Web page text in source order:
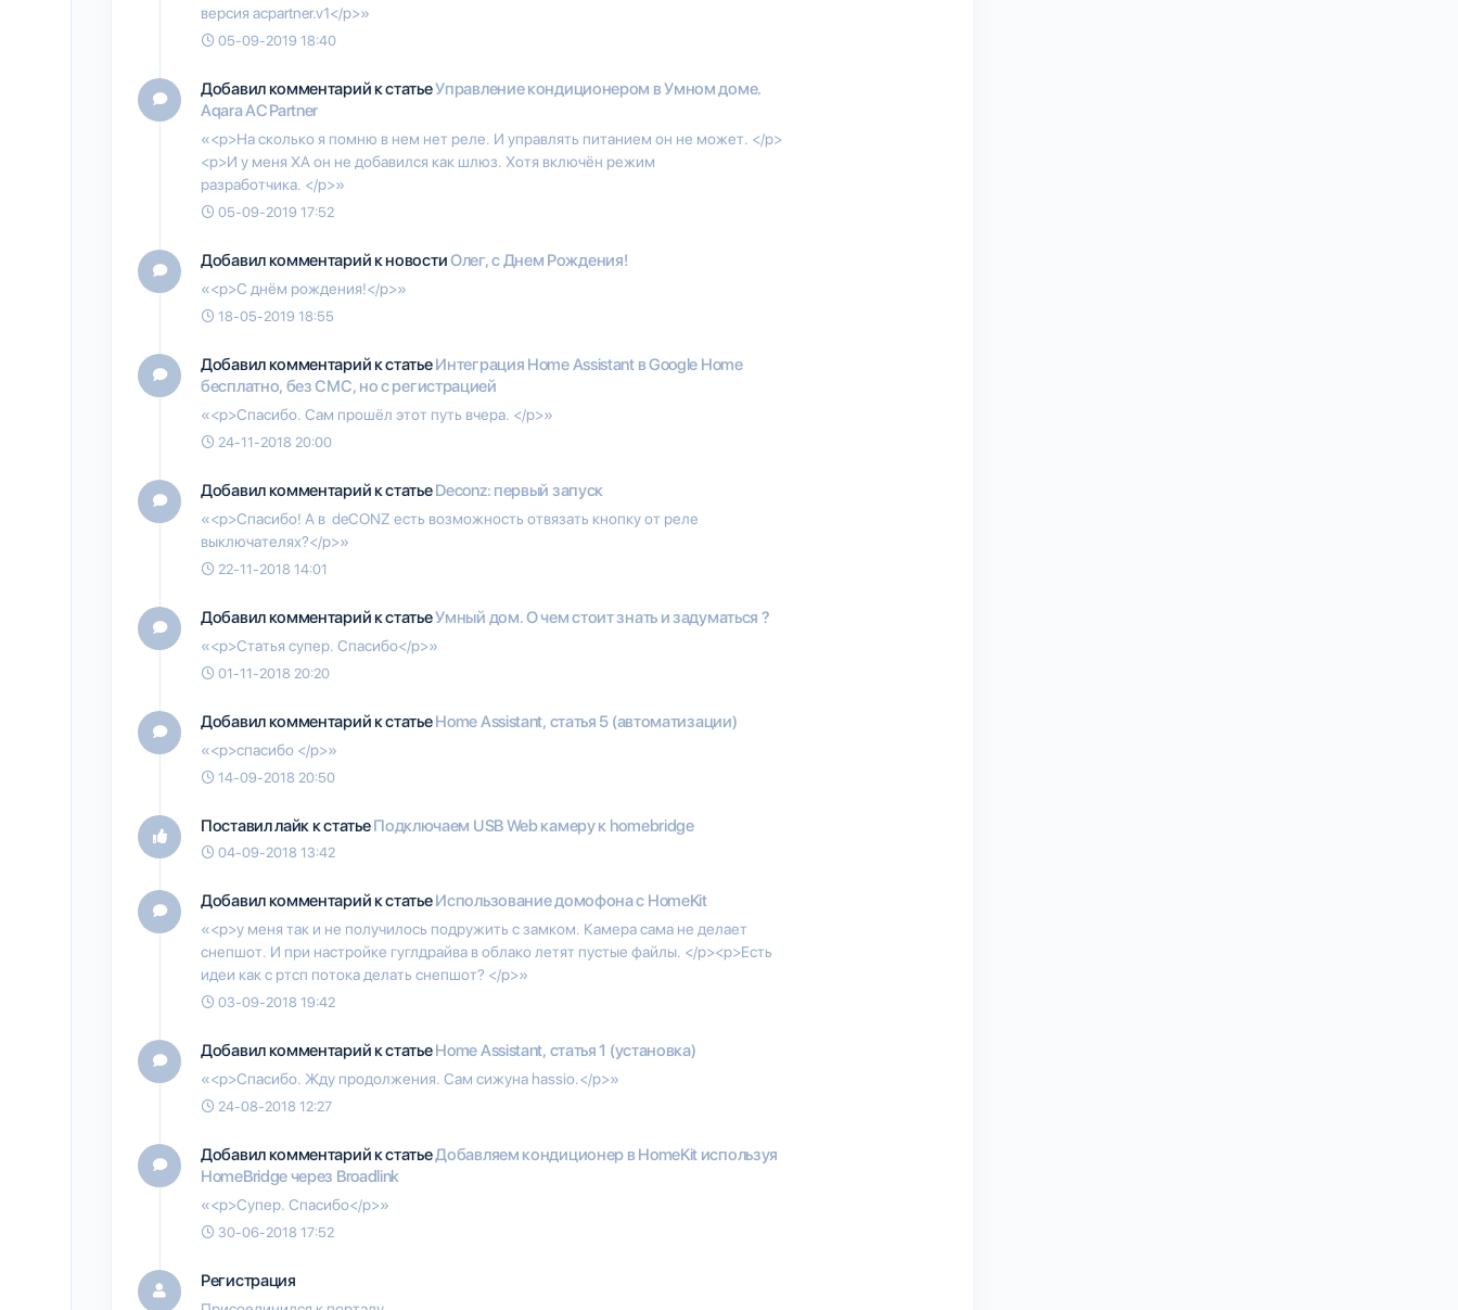
версия acpartner.v1</p>»
05-09-2019 18:40
Добавил комментарий к статьеУправление кондиционером в Умном доме.
Aqara AC Partner
«<p>На сколько я помню в нем нет реле. И управлять питанием он не может. </p>
<p>И у меня ХА он не добавился как шлюз. Хотя включён режим
разработчика. </p>»
05-09-2019 17:52
Добавил комментарий к новостиОлег, с Днем Рождения!
«<p>С днём рождения!</p>»
18-05-2019 18:55
Добавил комментарий к статьеИнтеграция Home Assistant в Google Home
бесплатно, без СМС, но с регистрацией
«<p>Спасибо. Сам прошёл этот путь вчера. </p>»
24-11-2018 20:00
Добавил комментарий к статьеDeconz: первый запуск
«<p>Спасибо! А в deCONZ есть возможность отвязать кнопку от реле
выключателях?</p>»
22-11-2018 14:01
Добавил комментарий к статьеУмный дом. О чем стоит знать и задуматься ?
«<p>Статья супер. Спасибо</p>»
01-11-2018 20:20
Добавил комментарий к статьеHome Assistant, статья 5 (автоматизации)
«<p>спасибо </p>»
14-09-2018 20:50
Поставил лайк к статьеПодключаем USB Web камеру к homebridge
04-09-2018 13:42
Добавил комментарий к статьеИспользование домофона с HomeKit
«<p>у меня так и не получилось подружить с замком. Камера сама не делает
снепшот. И при настройке гуглдрайва в облако летят пустые файлы. </p><p>Есть
идеи как с ртсп потока делать снепшот? </p>»
03-09-2018 19:42
Добавил комментарий к статьеHome Assistant, статья 1 (установка)
«<p>Спасибо. Жду продолжения. Сам сижуна hassio.</p>»
24-08-2018 12:27
Добавил комментарий к статьеДобавляем кондиционер в HomeKit используя
HomeBridge через Broadlink
«<p>Супер. Спасибо</p>»
30-06-2018 17:52
Регистрация